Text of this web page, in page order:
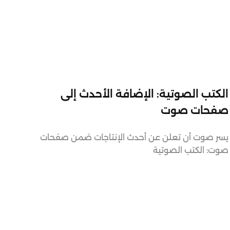
الكتب الصوتية: الإضافة الأحدث إلى
صفحات صوت
يسر صوت أن تعلن عن أحدث الإنتاجات ضمن صفحات
صوت: الكتب الصوتية